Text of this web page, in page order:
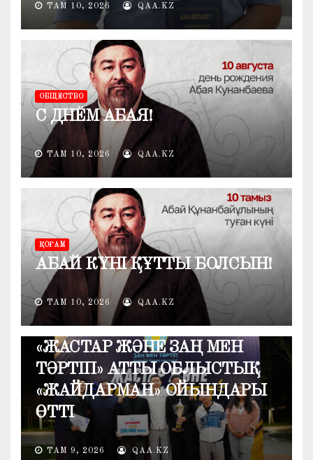
ТАМ 10, 2026 QAA.KZ
ОБЩЕСТВО
С ДНЁМ АБАЯ!
ТАМ 10, 2026 QAA.KZ
ҚОҒАМ
АБАЙ КҮНІ ҚҰТТЫ БОЛСЫН!
ТАМ 10, 2026 QAA.KZ
ҚОҒАМ
«ЖАСТАР ЖӘНЕ ЗАҢ МЕН
ТӘРТІП» АТТЫ ОБЛЫСТЫҚ
«ЖАЙДАРМАН» ОЙЫНДАРЫ
ӨТТІ
ТАМ 9, 2026 QAA.KZ